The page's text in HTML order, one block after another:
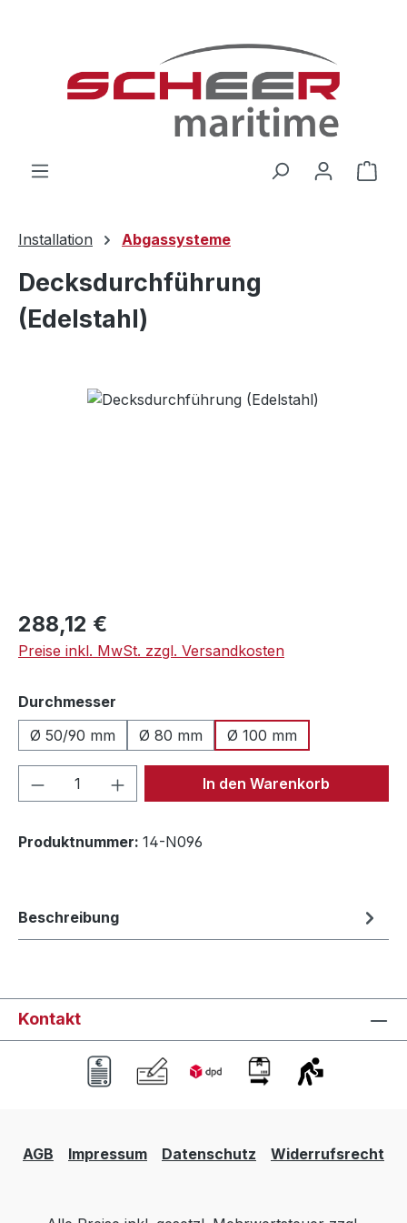
Installation Abgassysteme
Decksdurchführung
(Edelstahl)
Bildergalerie überspringen
Regulärer Preis:
288,12 €
Preise inkl. MwSt. zzgl. Versandkosten
Durchmesser
Ø 50/90 mm
Ø 80 mm Ø 100 mm
Produkt Anzahl: Gib denIn den Warenkorb
Produktnummer: 14-N096
Beschreibung
Kontakt
AGB Impressum Datenschutz Widerrufsrecht